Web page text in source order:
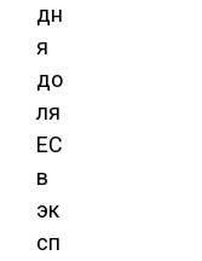
дн
я
до
ля
ЕС
в
эк
сп